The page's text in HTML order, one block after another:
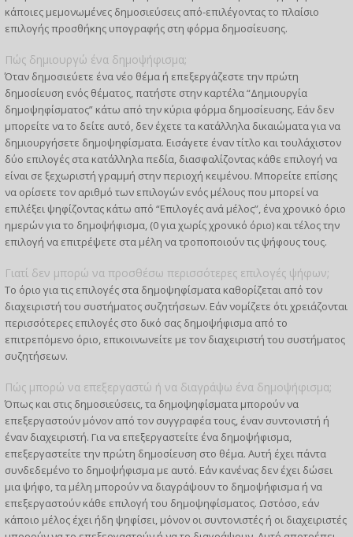
κάποιες μεμονωμένες δημοσιεύσεις από-επιλέγοντας το πλαίσιο
επιλογής προσθήκης υπογραφής στη φόρμα δημοσίευσης.
Πώς δημιουργώ ένα δημοψήφισμα;
Όταν δημοσιεύετε ένα νέο θέμα ή επεξεργάζεστε την πρώτη
δημοσίευση ενός θέματος, πατήστε στην καρτέλα “Δημιουργία
δημοψηφίσματος” κάτω από την κύρια φόρμα δημοσίευσης. Εάν δεν
μπορείτε να το δείτε αυτό, δεν έχετε τα κατάλληλα δικαιώματα για να
δημιουργήσετε δημοψηφίσματα. Εισάγετε έναν τίτλο και τουλάχιστον
δύο επιλογές στα κατάλληλα πεδία, διασφαλίζοντας κάθε επιλογή να
είναι σε ξεχωριστή γραμμή στην περιοχή κειμένου. Μπορείτε επίσης
να ορίσετε τον αριθμό των επιλογών ενός μέλους που μπορεί να
επιλέξει ψηφίζοντας κάτω από “Επιλογές ανά μέλος”, ένα χρονικό όριο
ημερών για το δημοψήφισμα, (0 για χωρίς χρονικό όριο) και τέλος την
επιλογή να επιτρέψετε στα μέλη να τροποποιούν τις ψήφους τους.
Γιατί δεν μπορώ να προσθέσω περισσότερες επιλογές ψήφων;
Το όριο για τις επιλογές στα δημοψηφίσματα καθορίζεται από τον
διαχειριστή του συστήματος συζητήσεων. Εάν νομίζετε ότι χρειάζονται
περισσότερες επιλογές στο δικό σας δημοψήφισμα από το
επιτρεπόμενο όριο, επικοινωνείτε με τον διαχειριστή του συστήματος
συζητήσεων.
Πώς μπορώ να επεξεργαστώ ή να διαγράψω ένα δημοψήφισμα;
Όπως και στις δημοσιεύσεις, τα δημοψηφίσματα μπορούν να
επεξεργαστούν μόνον από τον συγγραφέα τους, έναν συντονιστή ή
έναν διαχειριστή. Για να επεξεργαστείτε ένα δημοψήφισμα,
επεξεργαστείτε την πρώτη δημοσίευση στο θέμα. Αυτή έχει πάντα
συνδεδεμένο το δημοψήφισμα με αυτό. Εάν κανένας δεν έχει δώσει
μια ψήφο, τα μέλη μπορούν να διαγράψουν το δημοψήφισμα ή να
επεξεργαστούν κάθε επιλογή του δημοψηφίσματος. Ωστόσο, εάν
κάποιο μέλος έχει ήδη ψηφίσει, μόνον οι συντονιστές ή οι διαχειριστές